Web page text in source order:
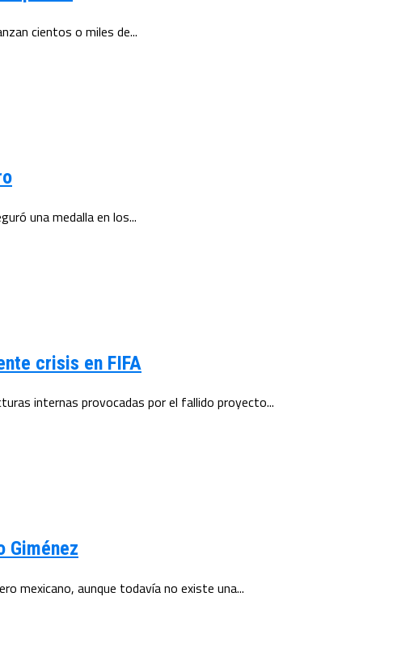
cientos o miles de...
una medalla en los...
crisis en FIFA
internas provocadas por el fallido proyecto...
Giménez
mexicano, aunque todavía no existe una...